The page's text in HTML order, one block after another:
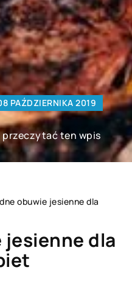
PAŹDZIERNIKA 2019
przeczytać ten wpis
obuwie jesienne dla
dla